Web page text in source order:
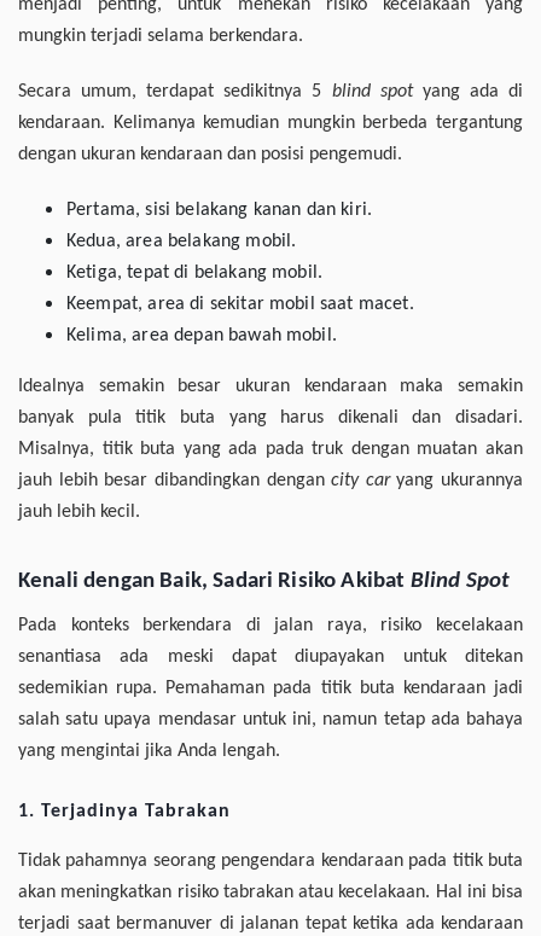
menjadi penting, untuk menekan risiko kecelakaan yang
mungkin terjadi selama berkendara.
Secara umum, terdapat sedikitnya 5 blind spotyang ada di
kendaraan. Kelimanya kemudian mungkin berbeda tergantung
dengan ukuran kendaraan dan posisi pengemudi.
Pertama, sisi belakang kanan dan kiri.
Kedua, area belakang mobil.
Ketiga, tepat di belakang mobil.
Keempat, area di sekitar mobil saat macet.
Kelima, area depan bawah mobil.
Idealnya semakin besar ukuran kendaraan maka semakin
banyak pula titik buta yang harus dikenali dan disadari.
Misalnya, titik buta yang ada pada truk dengan muatan akan
jauh lebih besar dibandingkan dengancity caryang ukurannya
jauh lebih kecil.
Kenali dengan Baik, Sadari Risiko Akibat Blind Spot
Pada konteks berkendara di jalan raya, risiko kecelakaan
senantiasa ada meski dapat diupayakan untuk ditekan
sedemikian rupa. Pemahaman pada titik buta kendaraan jadi
salah satu upaya mendasar untuk ini, namun tetap ada bahaya
yang mengintai jika Anda lengah.
1. Terjadinya Tabrakan
Tidak pahamnya seorang pengendara kendaraan pada titik buta
akan meningkatkan risiko tabrakan atau kecelakaan. Hal ini bisa
terjadi saat bermanuver di jalanan tepat ketika ada kendaraan